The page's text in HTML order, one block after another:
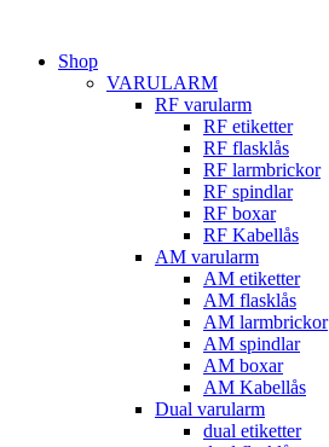
innehållShop
VARULARM
RF varularm
RF etiketter
RF flasklås
RF larmbrickor
RF spindlar
RF boxar
RF Kabellås
AM varularm
AM etiketter
AM flasklås
AM larmbrickor
AM spindlar
AM boxar
AM Kabellås
Dual varularm
dual etiketter